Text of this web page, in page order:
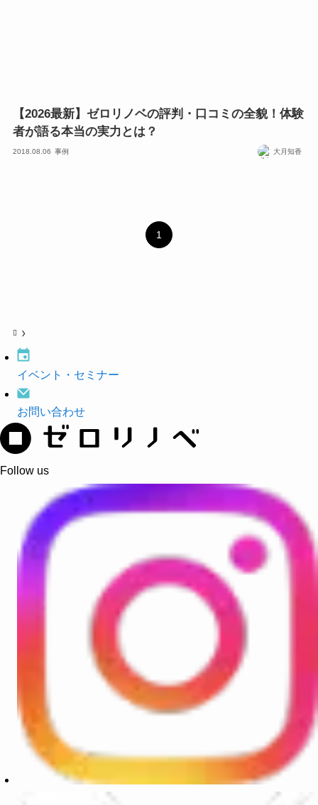
【2026最新】ゼロリノベの評判・口コミの全貌！体験
者が語る本当の実力とは？
2018.08.06 事例 大月知香
1
イベント・ セミナー
お問い合わせ
Follow us